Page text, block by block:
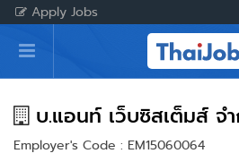
Apply Jobs
Home
Login
Register
บ.แอนท์ เว็บซิสเต็มส์ จ
Employer's Code : EM15060064